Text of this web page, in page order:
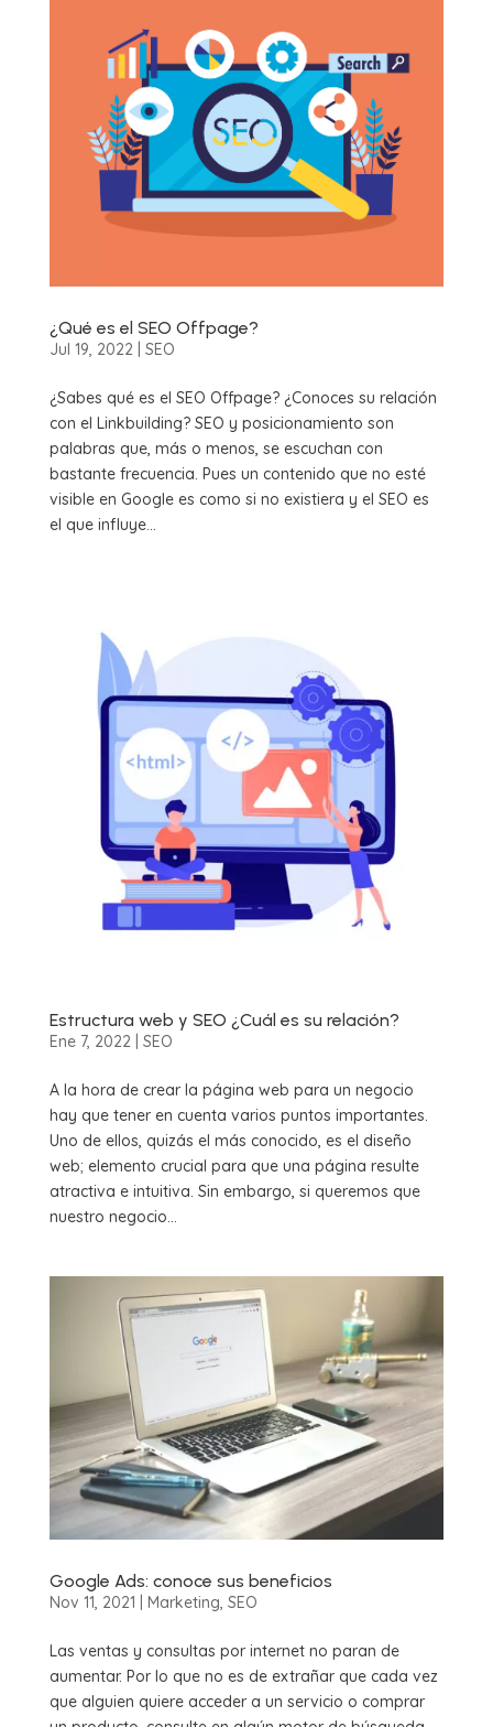
¿Qué es el SEO Offpage?
Jul 19, 2022| SEO
¿Sabes qué es el SEO Offpage? ¿Conoces su relación
con el Linkbuilding? SEO y posicionamiento son
palabras que, más o menos, se escuchan con
bastante frecuencia. Pues un contenido que no esté
visible en Google es como si no existiera y el SEO es
el que influye...
Estructura web y SEO ¿Cuál es su relación?
Ene 7, 2022| SEO
A la hora de crear la página web para un negocio
hay que tener en cuenta varios puntos importantes.
Uno de ellos, quizás el más conocido, es el diseño
web; elemento crucial para que una página resulte
atractiva e intuitiva. Sin embargo, si queremos que
nuestro negocio...
Google Ads: conoce sus beneficios
Nov 11, 2021 Marketing, SEO
Las ventas y consultas por internet no paran de
aumentar. Por lo que no es de extrañar que cada vez
que alguien quiere acceder a un servicio o comprar